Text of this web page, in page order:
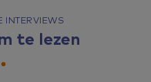
INTERVIEWS
te lezen